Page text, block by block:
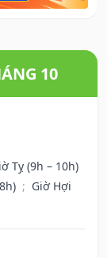
10
Tỵ (9h – 10h)
; Giờ Hợi